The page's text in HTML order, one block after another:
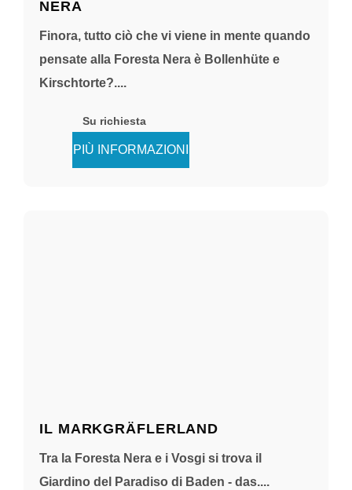
NERA
Finora, tutto ciò che vi viene in mente quando
pensate alla Foresta Nera è Bollenhüte e
Kirschtorte?....
Su richiesta
PIÙ INFORMAZIONI
IL MARKGRÄFLERLAND
Tra la Foresta Nera e i Vosgi si trova il
Giardino del Paradiso di Baden - das....